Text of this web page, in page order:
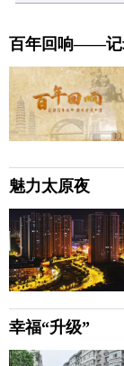
百年回响——记
魅力太原夜
幸福“升级”